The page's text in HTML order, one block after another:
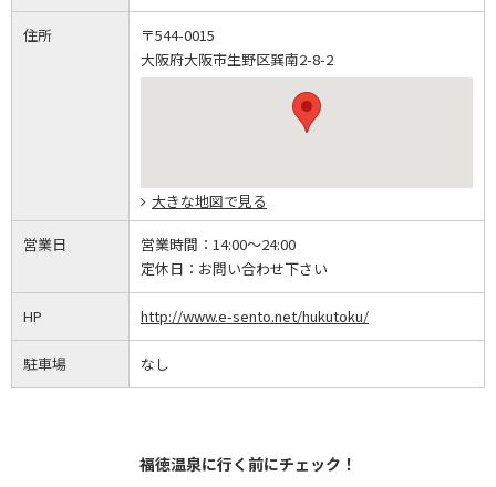
住所
〒544-0015
大阪府大阪市生野区巽南2-8-2
大きな地図で見る
営業日 営業時間： 14:00～24:00
定休日： お問い合わせ下さい
HP http://www.e-sento.net/hukutoku/
駐車場 なし
福徳温泉に行く前にチェック！